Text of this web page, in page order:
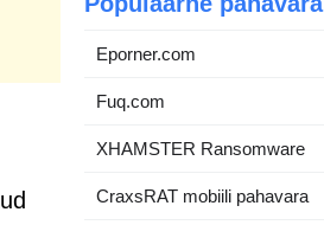
Eporner.com
Fuq.com
XHAMSTER Ransomware
CraxsRAT mobiili pahavara